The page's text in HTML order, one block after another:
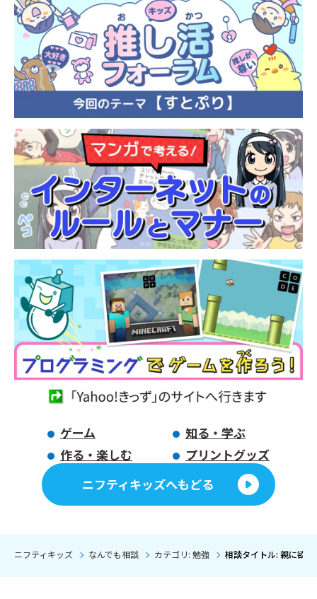
ゲーム
知る・学ぶ
作る・楽しむ
プリントグッズ
ニフティキッズへもどる
ニフティキッズ なんでも相談 カテゴリ: 勉強 相談タイトル: 親に欲